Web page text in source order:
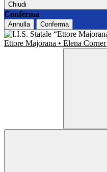
Chiudi
Conferma
Annulla Conferma
Ettore Majorana • Elena Corner